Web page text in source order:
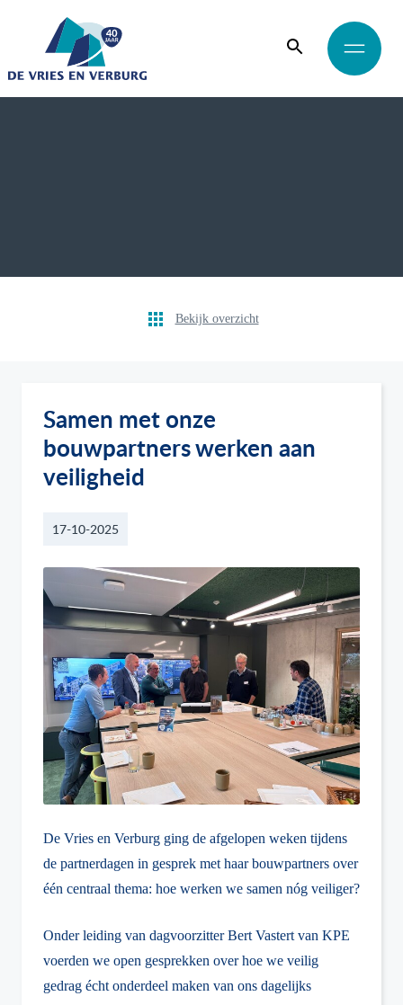
Bekijk overzicht
Samen met onze
bouwpartners werken aan
veiligheid
17-10-2025
De Vries en Verburg ging de afgelopen weken tijdens
de partnerdagen in gesprek met haar bouwpartners over
één centraal thema: hoe werken we samen nóg veiliger?
Onder leiding van dagvoorzitter Bert Vastert van KPE
voerden we open gesprekken over hoe we veilig
gedrag écht onderdeel maken van ons dagelijks